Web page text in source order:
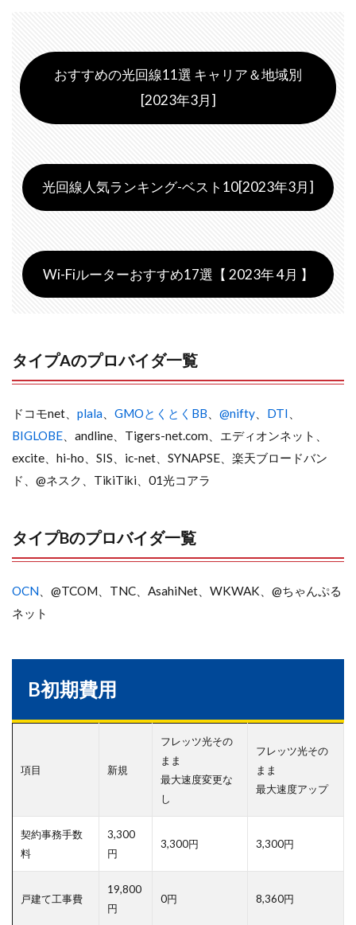
おすすめの光回線11選 キャリア＆地域別
[2023年3月]
光回線人気ランキング-ベスト10[2023年3月]
Wi-Fiルーターおすすめ17選【 2023年 4月 】
タイプAのプロバイダ一覧
ドコモnet、 plala GMOとくとくBB @nifty DTI
BIGLOBE 、andline、Tigers-net.com、エディオンネット、
excite、hi-ho、SIS、ic-net、SYNAPSE、楽天ブロードバン
ド、@ネスク、TikiTiki、01光コアラ
タイプBのプロバイダ一覧
OCN 、@TCOM、TNC、AsahiNet、WKWAK、@ちゃんぷる
ネット
B初期費用
項目 新規
フレッツ光その
まま
最大速度変更な
し
フレッツ光その
まま
最大速度アップ
契約事務手数
料
3,300
円
3,300円 3,300円
戸建て工事費
19,800
円
0円 8,360円